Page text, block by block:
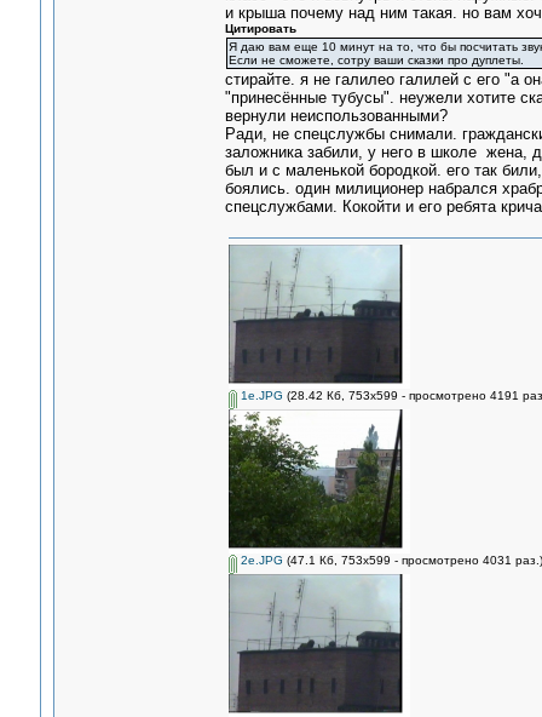
и крыша почему над ним такая. но вам
Цитировать
Я даю вам еще 10 минут на то, что бы посчитать
Если не сможете, сотру ваши сказки про дуплеты.
стирайте. я не галилео галилей с его "а
"принесённые тубусы". неужели хотите
вернули неиспользованными?
Ради, не спецслужбы снимали.
заложника забили, у него в школе жена,
был и с маленькой бородкой. его так
боялись. один милиционер набрался
спецслужбами. Кокойти и его ребята
1e.JPG (28.42 Кб, 753x599 - просмотрено 4191
2e.JPG (47.1 Кб, 753x599 - просмотрено 4031 раз.)